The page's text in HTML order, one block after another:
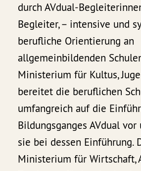
durch AVdual-
Begleiter, – intensive und
berufliche Orientierung an
allgemeinbildenden
Ministerium für Kultus,
bereitet die beruflichen
umfangreich auf die
Bildungsganges AVdual
sie bei dessen Einführung.
Ministerium für Wirtschaft,